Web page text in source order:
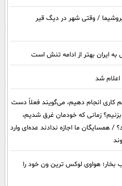
؛ هیروشیما / وقتی شهر در دیگ قیر
ایران بهتر از ادامه تنش است
شد
کاری انجام دهیم، می‌گویند فعلاً دست
زمانی که خودمان غرق شدیم،
همسایگان ما اجازه ندادند عده‌ای وارد
6 لیدار و 523 اسب بخار؛ هواوی لوکس ترین ون خود را